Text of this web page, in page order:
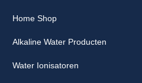
Home Shop
Alkaline Water Producten
Water Ionisatoren